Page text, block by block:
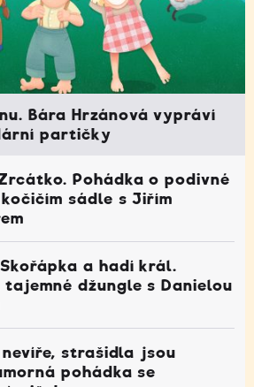
Bára Hrzánová vypráví
partičky
Pohádka o podivné
sádle s Jiřím
a hadí král.
tajemné džungle s Danielou
strašidla jsou
pohádka se